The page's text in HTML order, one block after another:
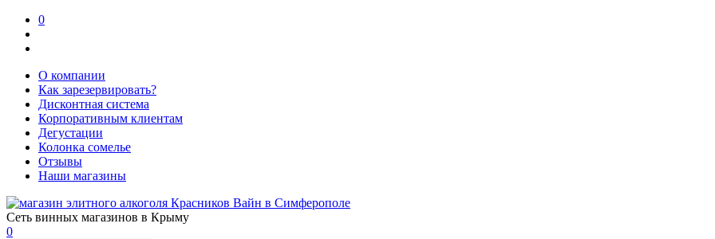
0
О компании
Как зарезервировать?
Дисконтная система
Корпоративным клиентам
Дегустации
Колонка сомелье
Отзывы
Наши магазины
Сеть винных магазинов в Крыму
0